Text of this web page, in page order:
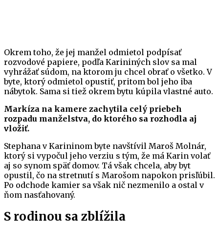
Okrem toho, že jej manžel odmietol podpísať
rozvodové papiere, podľa Karininých slov sa mal
vyhrážať súdom, na ktorom ju chcel obrať o všetko. V
byte, ktorý odmietol opustiť, pritom bol jeho iba
nábytok. Sama si tiež okrem bytu kúpila vlastné auto.
Markíza na kamere zachytila celý priebeh
rozpadu manželstva, do ktorého sa rozhodla aj
vložiť.
Stephana v Karininom byte navštívil Maroš Molnár,
ktorý si vypočul jeho verziu s tým, že má Karin volať
aj so synom späť domov. Tá však chcela, aby byt
opustil, čo na stretnutí s Marošom napokon prisľúbil.
Po odchode kamier sa však nič nezmenilo a ostal v
ňom nasťahovaný.
S rodinou sa zblížila